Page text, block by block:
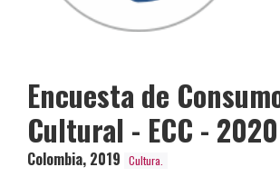
Encuesta de
Cultural - ECC - 2020
Colombia, 2019 Cultura.